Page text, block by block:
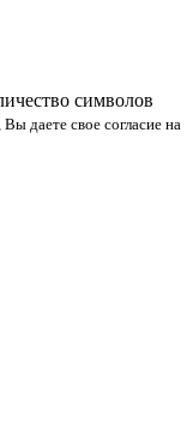
символов
даете свое согласие на